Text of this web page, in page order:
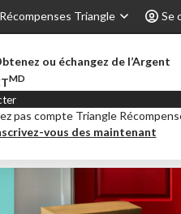
Triangle Se
ou échangez de l’Argent
MD
pas compte Triangle
vous des maintenant
État de
City Centre-auto